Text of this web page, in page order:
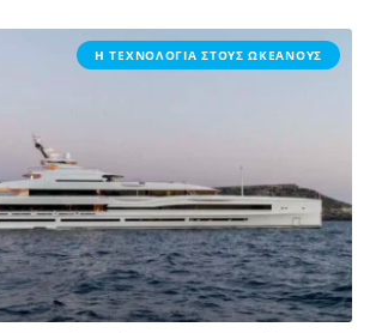
Η ΤΕΧΝΟΛΟΓΙΑ ΣΤΟΥΣ ΩΚΕΑΝΟΥΣ